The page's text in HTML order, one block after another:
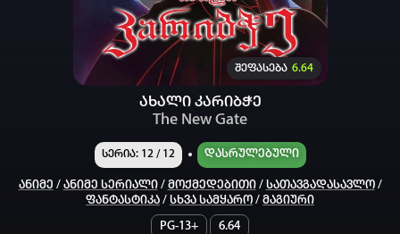
შეფასება 6.64
ახალი კარიბჭე
The New Gate
სერია: 12 / 12 Დასრულებული
Ანიმე / Ანიმე Სერიალი/ Მოქმედებითი/ Სათავგადასავლო/
Ფანტასტიკა / Სხვა Სამყარო / Მაგიური
PG-13+
6.64